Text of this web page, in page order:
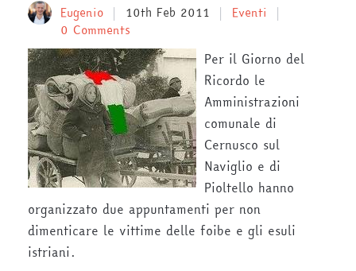
Eugenio 10th Feb 2011
Eventi
0 Comments
Per il Giorno del
Ricordo le
Amministrazioni
comunale di
Cernusco sul
Naviglio e di
Pioltello hanno
organizzato due appuntamenti per non
dimenticare le vittime delle foibe e gli esuli
istriani.